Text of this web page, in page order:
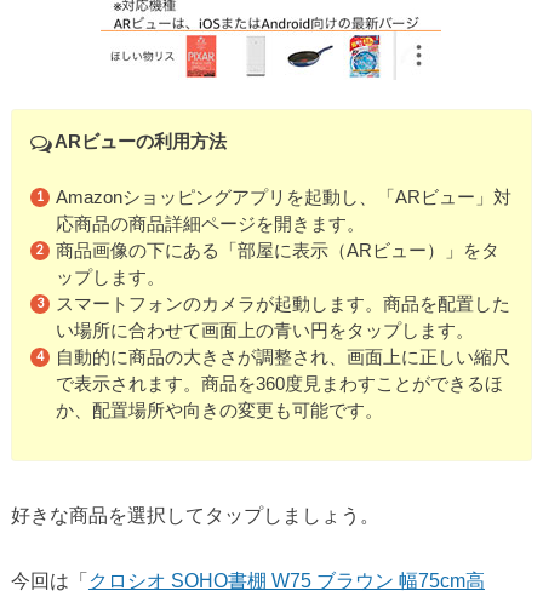
ARビューの利用方法
Amazonショッピングアプリを起動し、「ARビュー」対
応商品の商品詳細ページを開きます。
商品画像の下にある「部屋に表示（ARビュー）」をタ
ップします。
スマートフォンのカメラが起動します。商品を配置した
い場所に合わせて画面上の青い円をタップします。
自動的に商品の大きさが調整され、画面上に正しい縮尺
で表示されます。商品を360度見まわすことができるほ
か、配置場所や向きの変更も可能です。
好きな商品を選択してタップしましょう。
今回は「 クロシオ SOHO書棚 W75 ブラウン 幅75cm高